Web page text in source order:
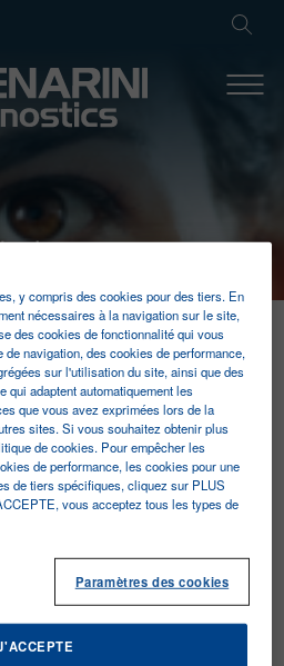
| ACCUEIL
y compris des cookies pour des tiers. En
nécessaires à la navigation sur le site,
des cookies de fonctionnalité qui vous
navigation, des cookies de performance,
sur l'utilisation du site, ainsi que des
qui adaptent automatiquement les
que vous avez exprimées lors de la
sites. Si vous souhaitez obtenir plus
de cookies. Pour empêcher les
de performance, les cookies pour une
de tiers spécifiques, cliquez sur PLUS
vous acceptez tous les types de
Paramètres des cookies